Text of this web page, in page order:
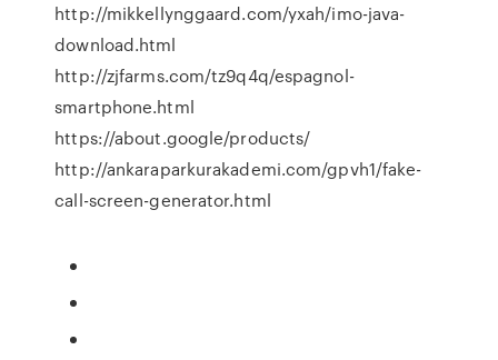
http://mikkellynggaard.com/yxah/imo-java-
download.html
http://zjfarms.com/tz9q4q/espagnol-
smartphone.html
https://about.google/products/
http://ankaraparkurakademi.com/gpvh1/fake-
call-screen-generator.html